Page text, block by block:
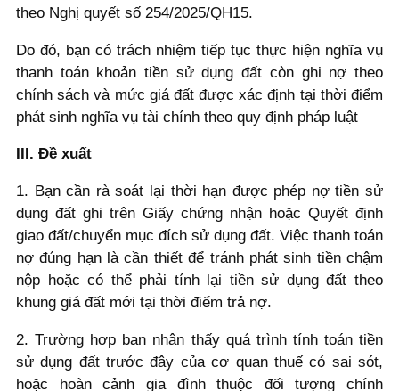
theo Nghị quyết số 254/2025/QH15.
Do đó, bạn có trách nhiệm tiếp tục thực hiện nghĩa vụ
thanh toán khoản tiền sử dụng đất còn ghi nợ theo
chính sách và mức giá đất được xác định tại thời điểm
phát sinh nghĩa vụ tài chính theo quy định pháp luật
III. Đề xuất
1. Bạn cần rà soát lại thời hạn được phép nợ tiền sử
dụng đất ghi trên Giấy chứng nhận hoặc Quyết định
giao đất/chuyển mục đích sử dụng đất. Việc thanh toán
nợ đúng hạn là cần thiết để tránh phát sinh tiền chậm
nộp hoặc có thể phải tính lại tiền sử dụng đất theo
khung giá đất mới tại thời điểm trả nợ.
2. Trường hợp bạn nhận thấy quá trình tính toán tiền
sử dụng đất trước đây của cơ quan thuế có sai sót,
hoặc hoàn cảnh gia đình thuộc đối tượng chính